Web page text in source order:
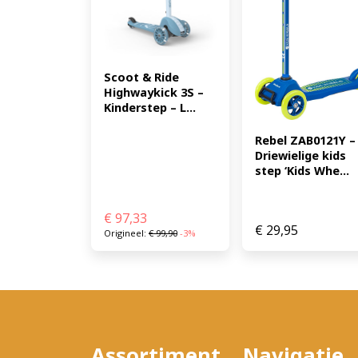
Scoot & Ride
Highwaykick 3S –
Kinderstep – L...
€ 97,33
Origineel: €99,90 -3%
Rebel ZAB0121Y –
Driewielige kids
step ‘Kids Whe...
€29,95